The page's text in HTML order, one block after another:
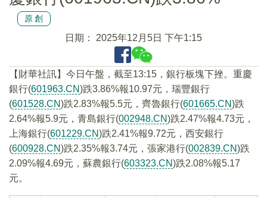
原創
日期： 2025年12月5日 下午1:15
【財華社訊】今日午盤，截至13:15，銀行板塊下挫。重慶
銀行(601963.CN)跌3.86%報10.97元，瑞豐銀行
(601528.CN)跌2.83%報5.5元，齊魯銀行(601665.CN)跌
2.64%報5.9元，青島銀行(002948.CN)跌2.47%報4.73元，
上海銀行(601229.CN)跌2.41%報9.72元，西安銀行
(600928.CN)跌2.35%報3.74元，張家港行(002839.CN)跌
2.09%報4.69元，蘇農銀行(603323.CN)跌2.08%報5.17
元。